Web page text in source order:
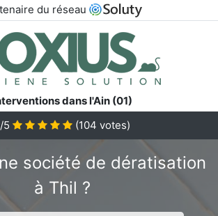
du réseau
dans l'Ain (01)
5
(104 votes)
société de dératisation
à Thil ?